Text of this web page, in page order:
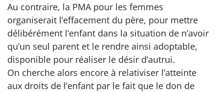
Au contraire, la PMA pour les femmes
organiserait l’effacement du père, pour mettre
délibérément l’enfant dans la situation de n’avoir
qu’un seul parent et le rendre ainsi adoptable,
disponible pour réaliser le désir d’autrui.
On cherche alors encore à relativiser l’atteinte
aux droits de l’enfant par le fait que le don de